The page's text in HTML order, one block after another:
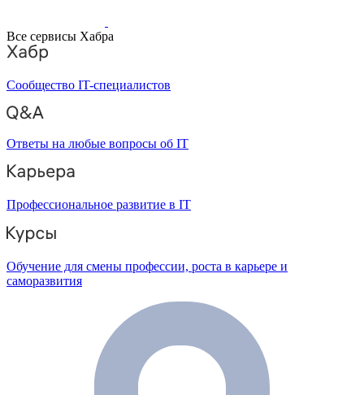
Все сервисы Хабра
Сообщество IT-специалистов
Ответы на любые вопросы об IT
Профессиональное развитие в IT
Обучение для смены профессии, роста в карьере и
саморазвития